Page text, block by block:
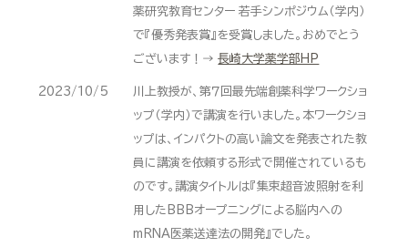
薬研究教育センター 若手シンポジウム（学内）
で『優秀発表賞』を受賞しました。おめでとう
ございます！→長崎大学薬学部HP
2023/10/5
川上教授が、第７回最先端創薬科学ワークショ
ップ（学内）で講演を行いました。本ワークショ
ップは、インパクトの高い論文を発表された教
員に講演を依頼する形式で開催されているも
のです。講演タイトルは『集束超音波照射を利
用したBBBオープニングによる脳内への
mRNA医薬送達法の開発』でした。